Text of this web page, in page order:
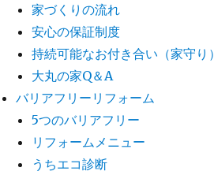
家づくりの流れ
安心の保証制度
持続可能なお付き合い（家守り）
大丸の家Q＆A
バリアフリーリフォーム
5つのバリアフリー
リフォームメニュー
うちエコ診断